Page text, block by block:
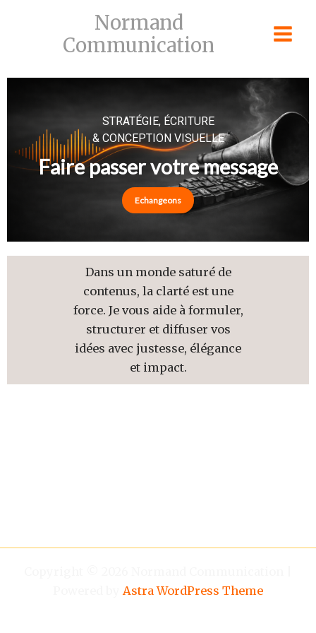
Normand
Communication
STRATÉGIE, ÉCRITURE
& CONCEPTION VISUELLE
Faire passer votre message
Echangeons
Dans un monde saturé de
contenus, la clarté est une
force. Je vous aide à formuler,
structurer et diffuser vos
idées avec justesse, élégance
et impact.
Astra WordPress Theme